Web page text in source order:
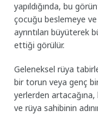
yapıldığında, bu
çocuğu beslemeye
ayrıntıları
ettiği görülür.
Geleneksel rüya
bir torun veya genç
yerlerden
ve rüya sahibinin